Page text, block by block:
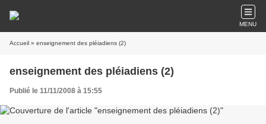
MENU
Accueil » enseignement des pléiadiens (2)
enseignement des pléiadiens (2)
Publié le 11/11/2008 à 15:55